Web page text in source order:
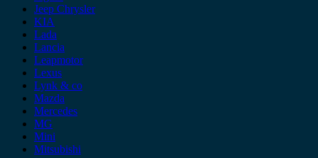
Jeep Chrysler
KIA
Lada
Lancia
Leapmotor
Lexus
Lynk & co
Mazda
Mercedes
MG
Mini
Mitsubishi